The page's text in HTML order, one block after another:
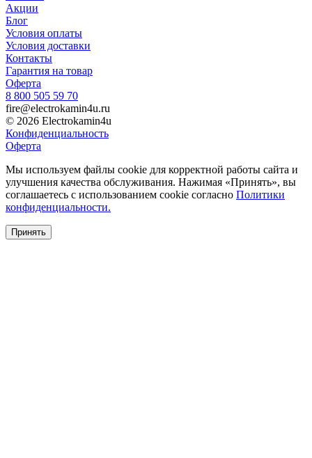
Акции
Блог
Условия оплаты
Условия доставки
Контакты
Гарантия на товар
Оферта
8 800 505 59 70
fire@electrokamin4u.ru
© 2026 Electrokamin4u
Конфиденциальность
Оферта
Мы используем файлы cookie для корректной работы сайта и
улучшения качества обслуживания. Нажимая «Принять», вы
соглашаетесь с использованием cookie согласно Политики
конфиденциальности.
Принять